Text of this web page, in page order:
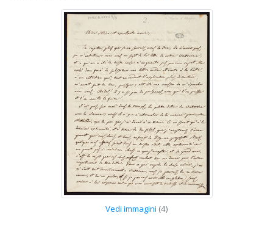
Vedi immagini (4)